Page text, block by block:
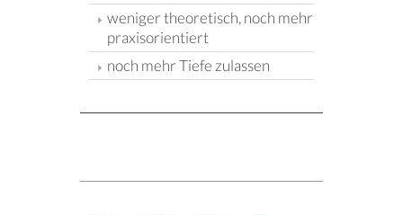
weniger theoretisch, noch mehr
praxisorientiert
noch mehr Tiefe zulassen